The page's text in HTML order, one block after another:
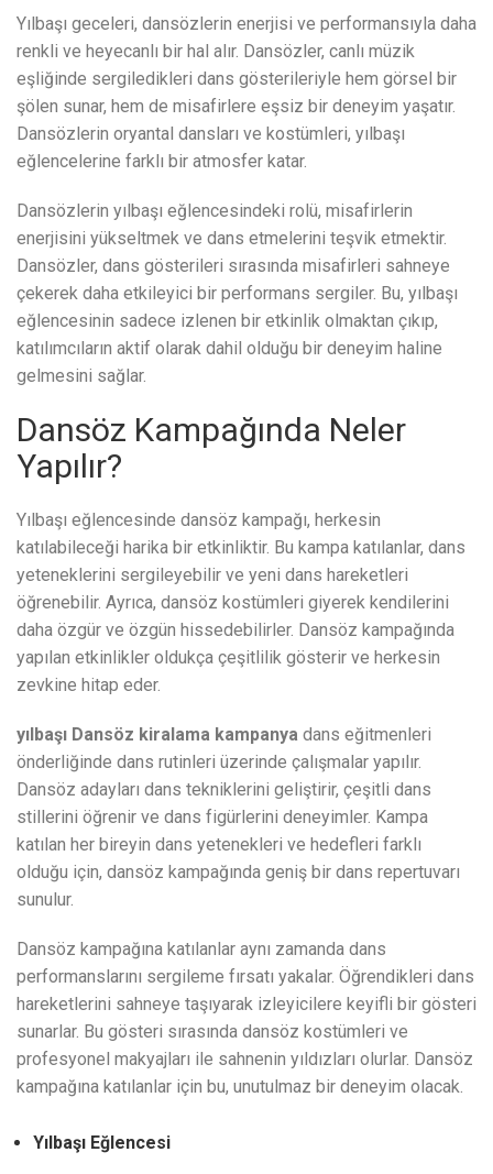
Yılbaşı geceleri, dansözlerin enerjisi ve performansıyla daha
renkli ve heyecanlı bir hal alır. Dansözler, canlı müzik
eşliğinde sergiledikleri dans gösterileriyle hem görsel bir
şölen sunar, hem de misafirlere eşsiz bir deneyim yaşatır.
Dansözlerin oryantal dansları ve kostümleri, yılbaşı
eğlencelerine farklı bir atmosfer katar.
Dansözlerin yılbaşı eğlencesindeki rolü, misafirlerin
enerjisini yükseltmek ve dans etmelerini teşvik etmektir.
Dansözler, dans gösterileri sırasında misafirleri sahneye
çekerek daha etkileyici bir performans sergiler. Bu, yılbaşı
eğlencesinin sadece izlenen bir etkinlik olmaktan çıkıp,
katılımcıların aktif olarak dahil olduğu bir deneyim haline
gelmesini sağlar.
Dansöz Kampağında Neler
Yapılır?
Yılbaşı eğlencesinde dansöz kampağı, herkesin
katılabileceği harika bir etkinliktir. Bu kampa katılanlar, dans
yeteneklerini sergileyebilir ve yeni dans hareketleri
öğrenebilir. Ayrıca, dansöz kostümleri giyerek kendilerini
daha özgür ve özgün hissedebilirler. Dansöz kampağında
yapılan etkinlikler oldukça çeşitlilik gösterir ve herkesin
zevkine hitap eder.
yılbaşı Dansöz kiralama kampanya dans eğitmenleri
önderliğinde dans rutinleri üzerinde çalışmalar yapılır.
Dansöz adayları dans tekniklerini geliştirir, çeşitli dans
stillerini öğrenir ve dans figürlerini deneyimler. Kampa
katılan her bireyin dans yetenekleri ve hedefleri farklı
olduğu için, dansöz kampağında geniş bir dans repertuvarı
sunulur.
Dansöz kampağına katılanlar aynı zamanda dans
performanslarını sergileme fırsatı yakalar. Öğrendikleri dans
hareketlerini sahneye taşıyarak izleyicilere keyifli bir gösteri
sunarlar. Bu gösteri sırasında dansöz kostümleri ve
profesyonel makyajları ile sahnenin yıldızları olurlar. Dansöz
kampağına katılanlar için bu, unutulmaz bir deneyim olacak.
Yılbaşı Eğlencesi